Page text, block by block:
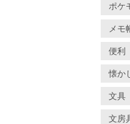
ポケ
メモ
便利
懐か
文具
文房